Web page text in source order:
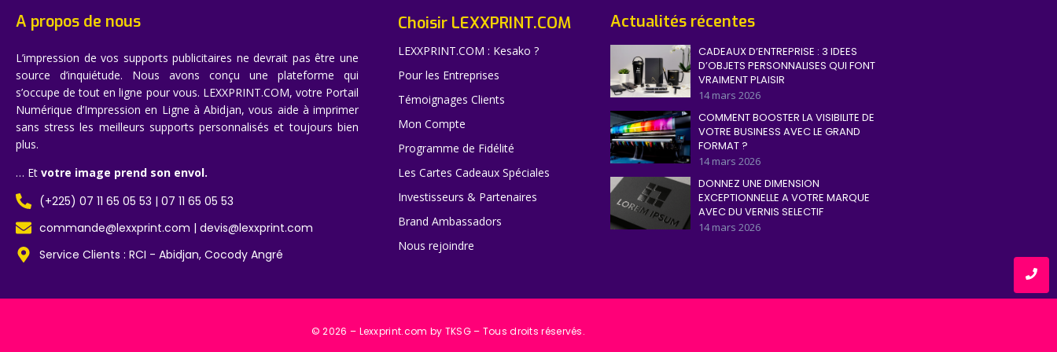
A propos de nous
L’impression de vos supports publicitaires ne devrait pas être une
source d’inquiétude. Nous avons conçu une plateforme qui
s’occupe de tout en ligne pour vous. LEXXPRINT.COM, votre Portail
Numérique d’Impression en Ligne à Abidjan, vous aide à imprimer
sans stress les meilleurs supports personnalisés et toujours bien
plus.
… Et votre image prend son envol.
(+225) 07 11 65 05 53 | 07 11 65 05 53
commande@lexxprint.com | devis@lexxprint.com
Service Clients : RCI - Abidjan, Cocody Angré
Choisir LEXXPRINT.COM
LEXXPRINT.COM : Kesako ?
Pour les Entreprises
Témoignages Clients
Mon Compte
Programme de Fidélité
Les Cartes Cadeaux Spéciales
Investisseurs & Partenaires
Brand Ambassadors
Nous rejoindre
Actualités récentes
CADEAUX D’ENTREPRISE : 3 IDEES
D’OBJETS PERSONNALISES QUI FONT
VRAIMENT PLAISIR
14 mars 2026
COMMENT BOOSTER LA VISIBILITE DE
VOTRE BUSINESS AVEC LE GRAND
FORMAT ?
14 mars 2026
DONNEZ UNE DIMENSION
EXCEPTIONNELLE A VOTRE MARQUE
AVEC DU VERNIS SELECTIF
14 mars 2026
© 2026 – Lexxprint.com by TKSG – Tous droits réservés.